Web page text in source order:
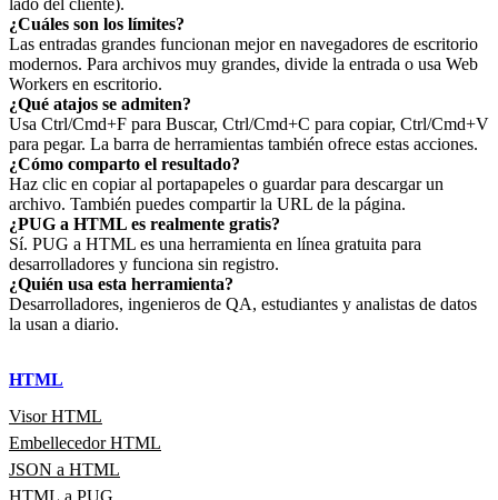
¿Cuáles son los límites?
Las entradas grandes funcionan mejor en navegadores de escritorio
modernos. Para archivos muy grandes, divide la entrada o usa Web
Workers en escritorio.
¿Qué atajos se admiten?
Usa Ctrl/Cmd+F para Buscar, Ctrl/Cmd+C para copiar, Ctrl/Cmd+V
para pegar. La barra de herramientas también ofrece estas acciones.
¿Cómo comparto el resultado?
Haz clic en copiar al portapapeles o guardar para descargar un
archivo. También puedes compartir la URL de la página.
¿PUG a HTML es realmente gratis?
Sí. PUG a HTML es una herramienta en línea gratuita para
desarrolladores y funciona sin registro.
¿Quién usa esta herramienta?
Desarrolladores, ingenieros de QA, estudiantes y analistas de datos
la usan a diario.
HTML
Visor HTML
Embellecedor HTML
JSON a HTML
HTML a PUG